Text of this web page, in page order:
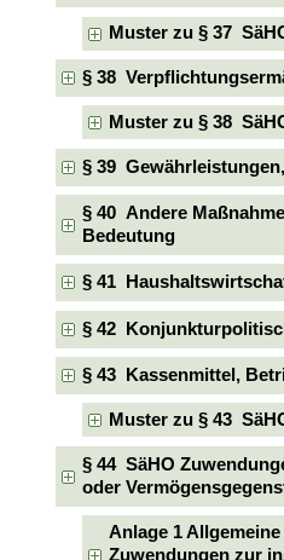
Muster zu § 37
§ 38
Muster zu § 38
§ 39
§ 40 Andere
Bedeutung
§ 41
§ 42
§ 43 Kassenmittel,
Muster zu § 43
§ 44 SäHO
oder
Anlage 1
Zuwendungen zur